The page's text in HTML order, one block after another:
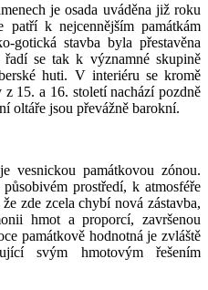
je osada uváděna již roku
patří k nejcennějším památkám
gotická stavba byla přestavěna
se tak k významné skupině
huti. V interiéru se kromě
15. a 16. století nachází pozdně
oltáře jsou převážně barokní.
vesnickou památkovou zónou.
prostředí, k atmosféře
zde zcela chybí nová zástavba,
hmot a proporcí, završenou
památkově hodnotná je zvláště
svým hmotovým řešením